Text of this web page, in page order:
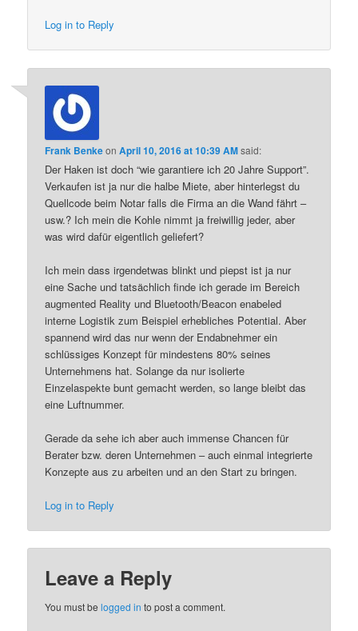
Log in to Reply
Frank BenkeonApril 10, 2016 at 10:39 AMsaid:
Der Haken ist doch “wie garantiere ich 20 Jahre Support”.
Verkaufen ist ja nur die halbe Miete, aber hinterlegst du
Quellcode beim Notar falls die Firma an die Wand fährt –
usw.? Ich mein die Kohle nimmt ja freiwillig jeder, aber
was wird dafür eigentlich geliefert?
Ich mein dass irgendetwas blinkt und piepst ist ja nur
eine Sache und tatsächlich finde ich gerade im Bereich
augmented Reality und Bluetooth/Beacon enabeled
interne Logistik zum Beispiel erhebliches Potential. Aber
spannend wird das nur wenn der Endabnehmer ein
schlüssiges Konzept für mindestens 80% seines
Unternehmens hat. Solange da nur isolierte
Einzelaspekte bunt gemacht werden, so lange bleibt das
eine Luftnummer.
Gerade da sehe ich aber auch immense Chancen für
Berater bzw. deren Unternehmen – auch einmal integrierte
Konzepte aus zu arbeiten und an den Start zu bringen.
Log in to Reply
Leave a Reply
You must belogged in to post a comment.